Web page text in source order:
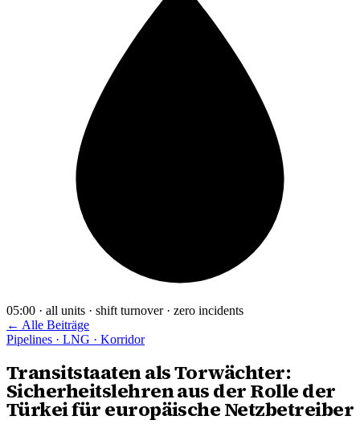
05:00 · all units · shift turnover · zero incidents
← Alle Beiträge
Pipelines · LNG · Korridor
Transitstaaten als Torwächter:
Sicherheitslehren aus der Rolle der
Türkei für europäische Netzbetreiber